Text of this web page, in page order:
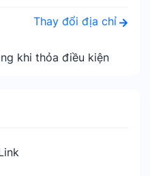
Thay đổi địa chỉ
khi thỏa điều kiện